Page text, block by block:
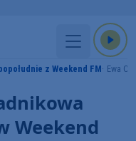
z Weekend FM Ewa
Weekend